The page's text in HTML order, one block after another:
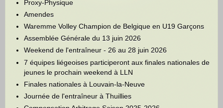
Proxy-Physique
Amendes
Waremme Volley Champion de Belgique en U19 Garçons
Assemblée Générale du 13 juin 2026
Weekend de l'entraîneur - 26 au 28 juin 2026
7 équipes liégeoises participeront aux finales nationales de
jeunes le prochain weekend à LLN
Finales nationales à Louvain-la-Neuve
Journée de l'entraîneur à Thuillies